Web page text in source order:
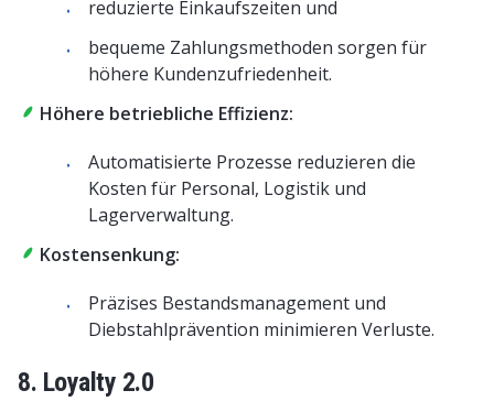
reduzierte Einkaufszeiten und
bequeme Zahlungsmethoden sorgen für
höhere Kundenzufriedenheit.
Höhere betriebliche Effizienz:
Automatisierte Prozesse reduzieren die
Kosten für Personal, Logistik und
Lagerverwaltung.
Kostensenkung:
Präzises Bestandsmanagement und
Diebstahlprävention minimieren Verluste.
8. Loyalty 2.0